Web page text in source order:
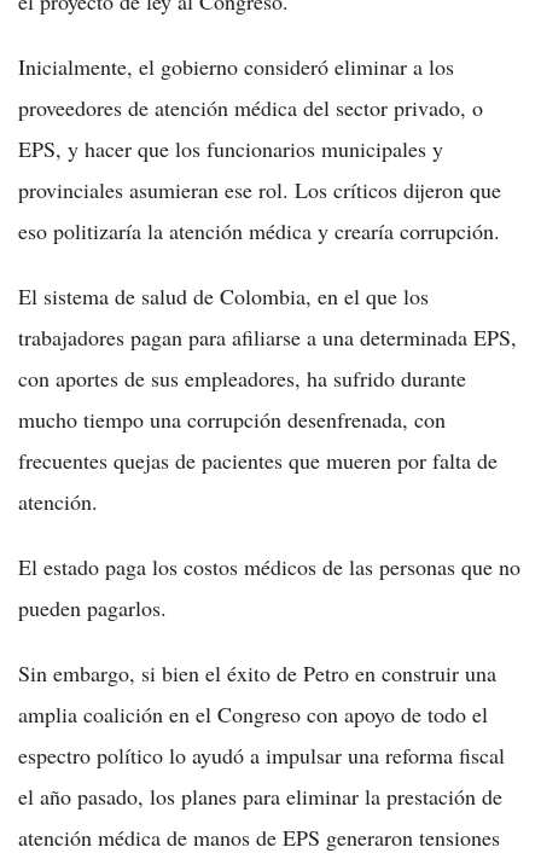
Inicialmente, el gobierno consideró eliminar a los
proveedores de atención médica del sector privado, o
EPS, y hacer que los funcionarios municipales y
provinciales asumieran ese rol. Los críticos dijeron que
eso politizaría la atención médica y crearía corrupción.
El sistema de salud de Colombia, en el que los
trabajadores pagan para afiliarse a una determinada EPS,
con aportes de sus empleadores, ha sufrido durante
mucho tiempo una corrupción desenfrenada, con
frecuentes quejas de pacientes que mueren por falta de
atención.
El estado paga los costos médicos de las personas que no
pueden pagarlos.
Sin embargo, si bien el éxito de Petro en construir una
amplia coalición en el Congreso con apoyo de todo el
espectro político lo ayudó a impulsar una reforma fiscal
el año pasado, los planes para eliminar la prestación de
atención médica de manos de EPS generaron tensiones